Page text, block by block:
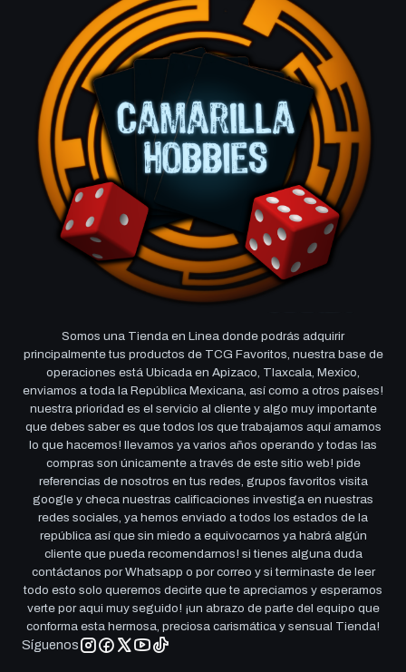
Somos una Tienda en Linea donde podrás adquirir
principalmente tus productos de TCG Favoritos, nuestra base de
operaciones está Ubicada en Apizaco, Tlaxcala, Mexico,
enviamos a toda la República Mexicana, así como a otros países!
nuestra prioridad es el servicio al cliente y algo muy importante
que debes saber es que todos los que trabajamos aquí amamos
lo que hacemos! llevamos ya varios años operando y todas las
compras son únicamente a través de este sitio web! pide
referencias de nosotros en tus redes, grupos favoritos visita
google y checa nuestras calificaciones investiga en nuestras
redes sociales, ya hemos enviado a todos los estados de la
república así que sin miedo a equivocarnos ya habrá algún
cliente que pueda recomendarnos! si tienes alguna duda
contáctanos por Whatsapp o por correo y si terminaste de leer
todo esto solo queremos decirte que te apreciamos y esperamos
verte por aqui muy seguido! ¡un abrazo de parte del equipo que
conforma esta hermosa, preciosa carismática y sensual Tienda!
Síguenos